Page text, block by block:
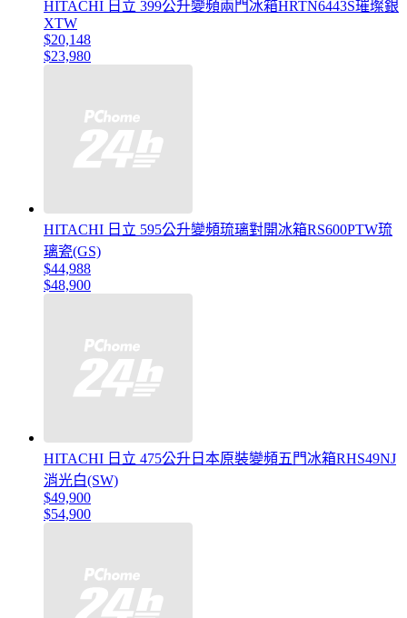
HITACHI 日立 399公升變頻兩門冰箱HRTN6443S璀璨銀
XTW
$20,148
$23,980
HITACHI 日立 595公升變頻琉璃對開冰箱RS600PTW琉
璃瓷(GS)
$44,988
$48,900
HITACHI 日立 475公升日本原裝變頻五門冰箱RHS49NJ
消光白(SW)
$49,900
$54,900